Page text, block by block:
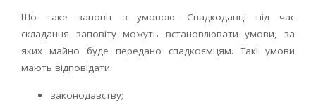
Що таке заповіт з умовою: Спадкодавці під час
складання заповіту можуть встановлювати умови, за
яких майно буде передано спадкоємцям. Такі умови
мають відповідати:
законодавству;